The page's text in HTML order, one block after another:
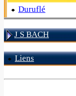
Duruflé
J S BACH
Liens